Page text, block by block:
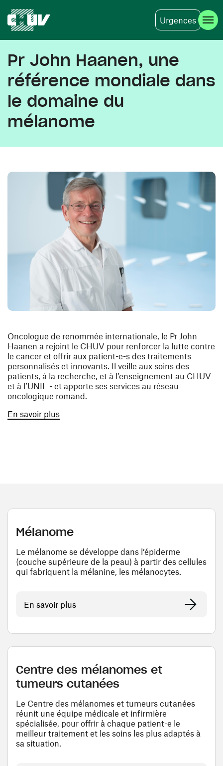
Urgences
Pr John Haanen, une
référence mondiale dans
le domaine du
mélanome
Oncologue de renommée internationale, le Pr John
Haanen a rejoint le CHUV pour renforcer la lutte contre
le cancer et offrir aux patient-e-s des traitements
personnalisés et innovants. Il veille aux soins des
patients, à la recherche, et à l’enseignement au CHUV
et à l’UNIL - et apporte ses services au réseau
oncologique romand.
En savoir plus(ouvre une nouvelle fenêtre)
Mélanome
Le mélanome se développe dans l’épiderme
(couche supérieure de la peau) à partir des cellules
qui fabriquent la mélanine, les mélanocytes.
En savoir plus
Centre des mélanomes et
tumeurs cutanées
Le Centre des mélanomes et tumeurs cutanées
réunit une équipe médicale et infirmière
spécialisée, pour offrir à chaque patient-e le
meilleur traitement et les soins les plus adaptés à
sa situation.